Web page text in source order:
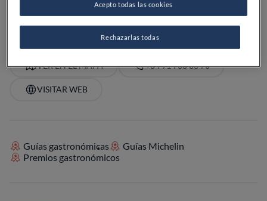
VER EN EL MAPA +34 914 38 86 70
VISITAR WEB
Guías gastronómicas
Guías Michelin
Premios gastronómicos
Rechazarlas todas
Acepto todas las cookies